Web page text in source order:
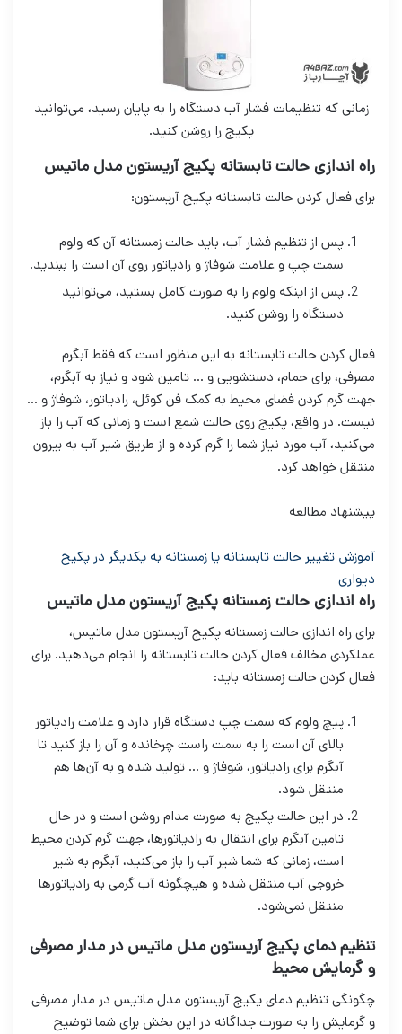
زمانی که تنظیمات فشار آب دستگاه را به پایان رسید، می‌توانید
پکیج را روشن کنید.
راه اندازی حالت تابستانه پکیج آریستون مدل ماتیس
برای فعال کردن حالت تابستانه پکیج آریستون:
پس از تنظیم فشار آب، باید حالت زمستانه آن که ولوم
سمت چپ و علامت شوفاژ و رادیاتور روی آن است را ببندید.
پس از اینکه ولوم را به صورت کامل بستید، می‌توانید
دستگاه را روشن کنید.
فعال کردن حالت تابستانه به این منظور است که فقط آبگرم
مصرفی، برای حمام، دستشویی و … تامین شود و نیاز به آبگرم،
جهت گرم کردن فضای محیط به کمک فن کوئل، رادیاتور، شوفاژ و …
نیست. در واقع، پکیج روی حالت شمع است و زمانی که آب را باز
می‌کنید، آب مورد نیاز شما را گرم کرده و از طریق شیر آب به بیرون
منتقل خواهد کرد.
پیشنهاد مطالعه
آموزش تغییر حالت تابستانه یا زمستانه به یکدیگر در پکیج
دیواری
راه اندازی حالت زمستانه پکیج آریستون مدل ماتیس
برای راه اندازی حالت زمستانه پکیج آریستون مدل ماتیس،
عملکردی مخالف فعال کردن حالت تابستانه را انجام می‌دهید. برای
فعال کردن حالت زمستانه باید:
پیچ ولوم که سمت چپ دستگاه قرار دارد و علامت رادیاتور
بالای آن است را به سمت راست چرخانده و آن را باز کنید تا
آبگرم برای رادیاتور، شوفاژ و … تولید شده و به آن‌ها هم
منتقل شود.
در این حالت پکیج به صورت مدام روشن است و در حال
تامین آبگرم برای انتقال به رادیاتورها، جهت گرم کردن محیط
است، زمانی که شما شیر آب را باز می‌کنید، آبگرم به شیر
خروجی آب منتقل شده و هیچگونه آب گرمی به رادیاتورها
منتقل نمی‌شود.
تنظیم دمای پکیج آریستون مدل ماتیس در مدار مصرفی
و گرمایش محیط
چگونگی تنظیم دمای پکیج آریستون مدل ماتیس در مدار مصرفی
و گرمایش را به صورت جداگانه در این بخش برای شما توضیح